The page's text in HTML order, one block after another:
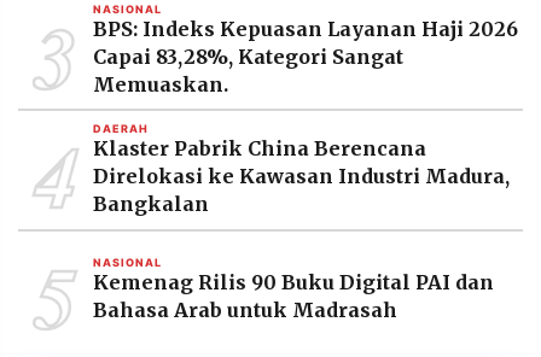
3 NASIONAL
BPS: Indeks Kepuasan Layanan Haji 2026
Capai 83,28%, Kategori Sangat
Memuaskan.
4 DAERAH
Klaster Pabrik China Berencana
Direlokasi ke Kawasan Industri Madura,
Bangkalan
5 NASIONAL
Kemenag Rilis 90 Buku Digital PAI dan
Bahasa Arab untuk Madrasah